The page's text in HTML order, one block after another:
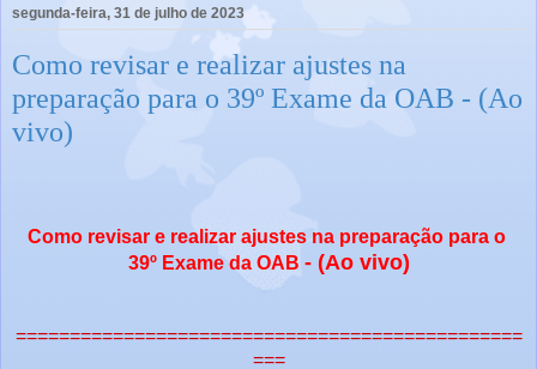
segunda-feira, 31 de julho de 2023
Como revisar e realizar ajustes na
preparação para o 39º Exame da OAB - (Ao
vivo)
Como revisar e realizar ajustes na preparação para o
39º Exame da OAB - (Ao vivo)
===============================================
===